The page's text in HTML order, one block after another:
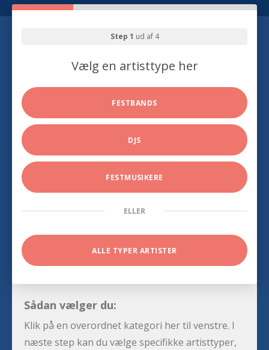
Step 1 ud af 4
Vælg en artisttype her
FESTBANDS
DJS
FESTMUSIKERE
ELLER
ALLE TYPER ARTISTER
Sådan vælger du:
Klik på en overordnet kategori her til venstre. I
næste step kan du vælge specifikke artisttyper,